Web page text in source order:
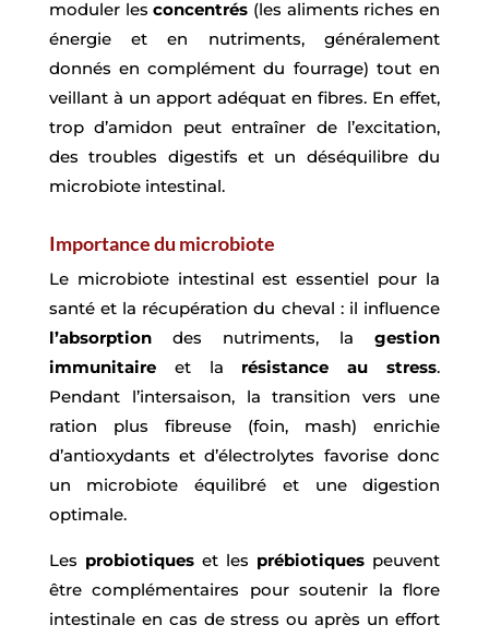
moduler lesconcentrés (les aliments riches en
énergie et en nutriments, généralement
donnés en complément du fourrage) tout en
veillant à un apport adéquat en fibres. En effet,
trop d’amidon peut entraîner de l’excitation,
des troubles digestifs et un déséquilibre du
microbiote intestinal.
Importance du microbiote
Le microbiote intestinal est essentiel pour la
santé et la récupération du cheval : il influence
l’absorptiondes nutriments, lagestion
immunitaireet la résistance au stress.​
Pendant l’intersaison, la transition vers une
ration plus fibreuse (foin, mash) enrichie
d’antioxydants et d’électrolytes favorise donc
un microbiote équilibré et une digestion
optimale.​
Les probiotiqueset les prébiotiques peuvent
être complémentaires pour soutenir la flore
intestinale en cas de stress ou après un effort